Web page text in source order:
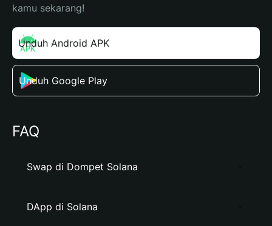
kamu sekarang!
Unduh Android APK
Unduh Google Play
FAQ
Swap di Dompet Solana
DApp di Solana